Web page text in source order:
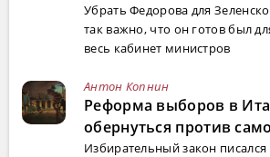
Убрать Федорова для
так важно, что он готов был
весь кабинет министров
Антон Копнин
Реформа выборов в
обернуться против
Избирательный закон писался